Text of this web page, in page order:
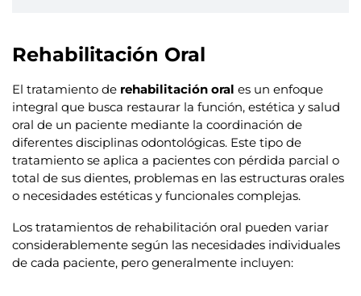
Rehabilitación Oral
El tratamiento de rehabilitación oral es un enfoque
integral que busca restaurar la función, estética y salud
oral de un paciente mediante la coordinación de
diferentes disciplinas odontológicas. Este tipo de
tratamiento se aplica a pacientes con pérdida parcial o
total de sus dientes, problemas en las estructuras orales
o necesidades estéticas y funcionales complejas.
Los tratamientos de rehabilitación oral pueden variar
considerablemente según las necesidades individuales
de cada paciente, pero generalmente incluyen: